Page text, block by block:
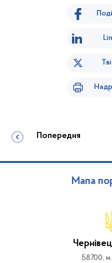
Попередня
Мапа
58700, м.